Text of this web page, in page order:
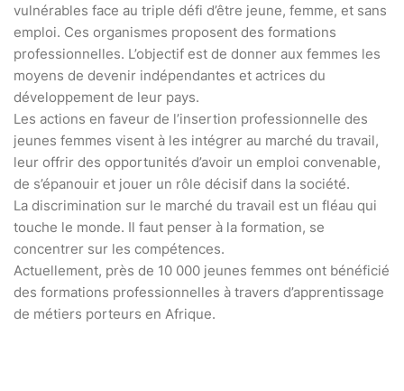
vulnérables face au triple défi d’être jeune, femme, et sans
emploi. Ces organismes proposent des formations
professionnelles. L’objectif est de donner aux femmes les
moyens de devenir indépendantes et actrices du
développement de leur pays.
Les actions en faveur de l’insertion professionnelle des
jeunes femmes visent à les intégrer au marché du travail,
leur offrir des opportunités d’avoir un emploi convenable,
de s’épanouir et jouer un rôle décisif dans la société.
La discrimination sur le marché du travail est un fléau qui
touche le monde. Il faut penser à la formation, se
concentrer sur les compétences.
Actuellement, près de 10 000 jeunes femmes ont bénéficié
des formations professionnelles à travers d’apprentissage
de métiers porteurs en Afrique.